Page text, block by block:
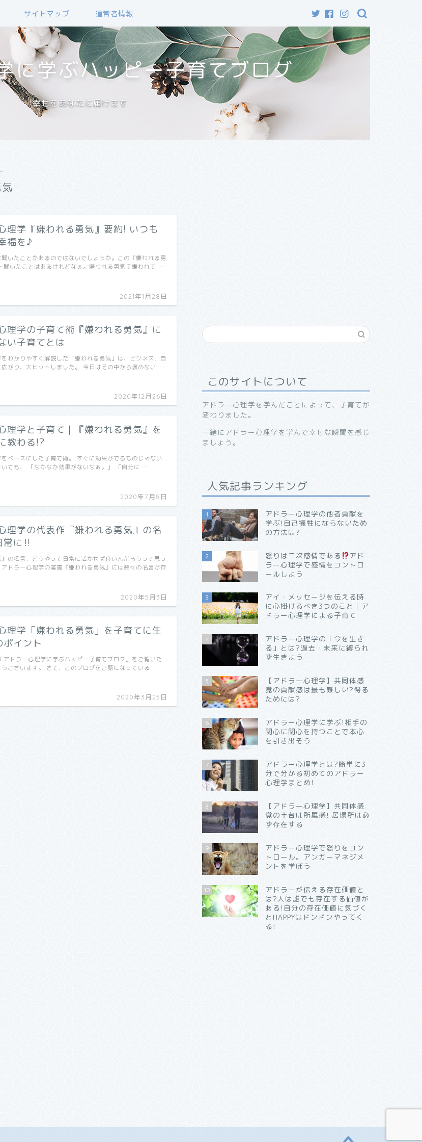
サイトマップ 運営者情報
に学ぶハッピー子育てブログ
幸せをあなたに届けます
理学『嫌われる勇気』要約! いつも
福を♪
2021年1月28日
いたことがあるのではないでしょうか。この『嫌われる勇
聞いたことはあるけれどなぁ。嫌われる勇気？嫌われて …
理学の子育て術『嫌われる勇気』に
い子育てとは
2020年12月26日
わかりやすく解説した「嫌われる勇気」は、ビジネス、自
広がり、大ヒットしました。 今日はその中から褒めない …
理学と子育て｜『嫌われる勇気』を
教わる!?
2020年7月8日
ベースにした子育て術。 すぐに効果がでるものじゃない
いても、 「なかなか効果がないなぁ。」 「自分に …
理学の代表作『嫌われる勇気』の名
常に‼︎
2020年5月3日
』の名言、どうやって日常に活かせば良いんだろうって思っ
ドラー心理学の著書『嫌われる勇気』には数々の名言が存
理学「嫌われる勇気」を子育てに生
イント
2020年3月25日
アドラー心理学に学ぶハッピー子育てブログ」をご覧いた
うございます。 さて、このブログをご覧になっている …
このサイトについて
アドラー心理学を学んだことによって、子育てが
変わりました。
一緒にアドラー心理学を学んで幸せな瞬間を感じ
ましょう。
人気記事ランキング
1
アドラー心理学の他者貢献を
学ぶ!自己犠牲にならないため
の方法は?
2 怒りは二次感情である
アド
ラー心理学で感情をコントロ
ールしよう
3
アイ・メッセージを伝える時
に心掛けるべき3つのこと│ア
ドラー心理学による子育て
4
アドラー心理学の「今を生き
る」とは?過去・未来に縛られ
ず生きよう
5
【アドラー心理学】共同体感
覚の貢献感は最も難しい?得る
ためには?
6
アドラー心理学に学ぶ!相手の
関心に関心を持つことで本心
を引き出そう
7
アドラー心理学とは?簡単に3
分で分かる初めてのアドラー
心理学まとめ!
8
【アドラー心理学】共同体感
覚の土台は所属感! 居場所は必
ず存在する
9
アドラー心理学で怒りをコン
トロール。アンガーマネジメ
ントを学ぼう
10
アドラーが伝える存在価値と
は?人は誰でも存在する価値が
ある!自分の存在価値に気づく
とHAPPYはドンドンやってく
る!